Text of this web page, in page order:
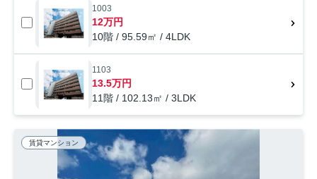
1003
12万円
10階 / 95.59㎡ / 4LDK
1103
13.5万円
11階 / 102.13㎡ / 3LDK
賃貸マンション